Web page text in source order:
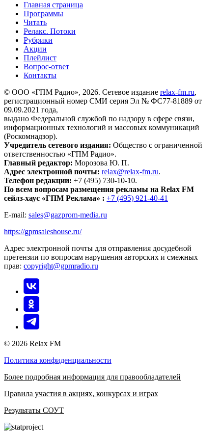
Главная страница
Программы
Читать
Релакс. Потоки
Рубрики
Акции
Плейлист
Вопрос-ответ
Контакты
© ООО «ГПМ Радио», 2026. Сетевое издание relax-fm.ru,
регистрационный номер СМИ серия Эл № ФС77-81889 от
09.09.2021 года,
выдано Федеральной службой по надзору в сфере связи,
информационных технологий и массовых коммуникаций
(Роскомнадзор).
Учредитель сетевого издания: Общество с ограниченной
ответственностью «ГПМ Радио».
Главный редактор: Морозова Ю. П.
Адрес электронной почты: relax@relax-fm.ru.
Телефон редакции: +7 (495) 730-10-10.
По всем вопросам размещения рекламы на Relax FM
сейлз-хаус «ГПМ Реклама» : +7 (495) 921-40-41
E-mail: sales@gazprom-media.ru
https://gpmsaleshouse.ru/
Адрес электронной почты для отправления досудебной
претензии по вопросам нарушения авторских и смежных
прав: copyright@gpmradio.ru
© 2026 Relax FM
Политика конфиденциальности
Более подробная информация для правообладателей
Правила участия в акциях, конкурсах и играх
Результаты СОУТ